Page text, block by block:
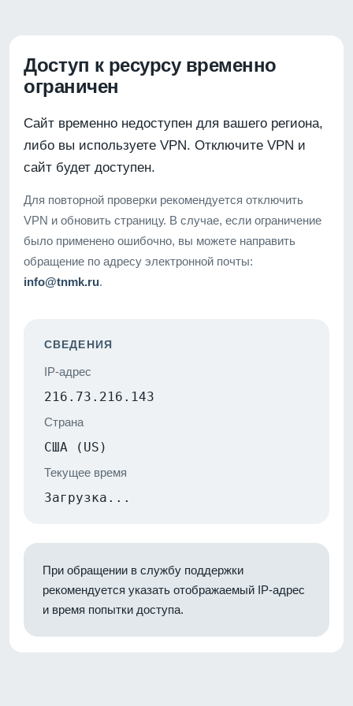
Доступ к ресурсу временно
ограничен
Сайт временно недоступен для вашего региона,
либо вы используете VPN. Отключите VPN и
сайт будет доступен.
Для повторной проверки рекомендуется отключить
VPN и обновить страницу. В случае, если ограничение
было применено ошибочно, вы можете направить
обращение по адресу электронной почты:
info@tnmk.ru.
СВЕДЕНИЯ
IP-адрес
216.73.216.143
Страна
США (US)
Текущее время
Загрузка...
При обращении в службу поддержки
рекомендуется указать отображаемый IP-адрес
и время попытки доступа.